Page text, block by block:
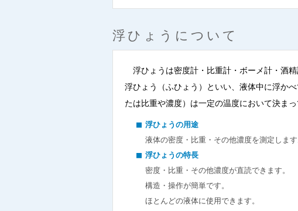
浮ひょうについて
浮ひょうは密度計・比重計・ボーメ計・酒
浮ひょう（ふひょう）といい、液体中に浮か
たは比重や濃度）は一定の温度において決ま
浮ひょうの用途
液体の密度・比重・その他濃度を測定します
浮ひょうの特長
密度・比重・その他濃度が直読できます。
構造・操作が簡単です。
ほとんどの液体に使用できます。